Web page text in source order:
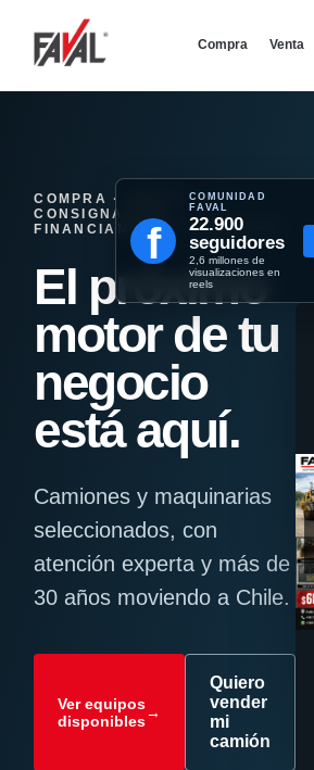
Compra Venta
COMPRA · VENTA ·
CONSIGNACIÓN ·
FINANCIAMIENTO - REMATES
El próximo
motor de tu
negocio
está aquí.
Camiones y maquinarias
seleccionados, con
atención experta y más de
30 años moviendo a Chile.
Ver equipos
disponibles→
Quiero
vender
mi
camión
f
COMUNIDAD
FAVAL
22.900
seguidores
2,6 millones de
visualizaciones en
reels